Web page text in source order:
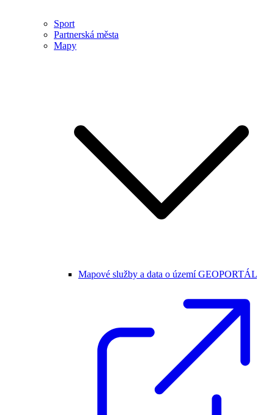
Sport
Partnerská města
Mapy
Mapové služby a data o území GEOPORTÁL